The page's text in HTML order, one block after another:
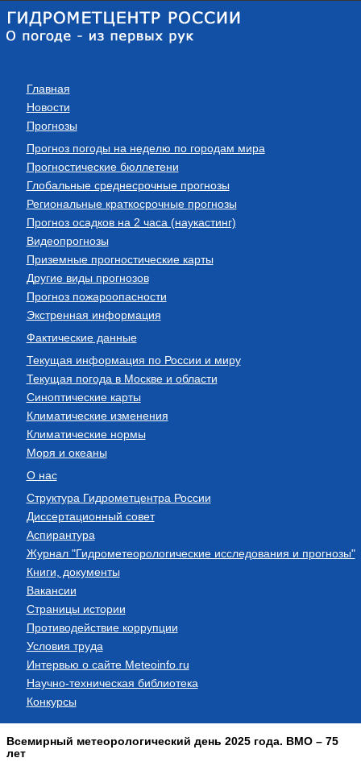
Главная
Новости
Прогнозы
Прогноз погоды на неделю по городам мира
Прогностические бюллетени
Глобальные среднесрочные прогнозы
Региональные краткосрочные прогнозы
Прогноз осадков на 2 часа (наукастинг)
Видеопрогнозы
Приземные прогностические карты
Другие виды прогнозов
Прогноз пожароопасности
Экстренная информация
Фактические данные
Текущая информация по России и миру
Текущая погода в Москве и области
Синоптические карты
Климатические изменения
Климатические нормы
Моря и океаны
О нас
Структура Гидрометцентра России
Диссертационный совет
Аспирантура
Журнал "Гидрометеорологические исследования и прогнозы"
Книги, документы
Вакансии
Страницы истории
Противодействие коррупции
Условия труда
Интервью о сайте Meteoinfo.ru
Научно-техническая библиотека
Конкурсы
Всемирный метеорологический день 2025 года. ВМО – 75
лет